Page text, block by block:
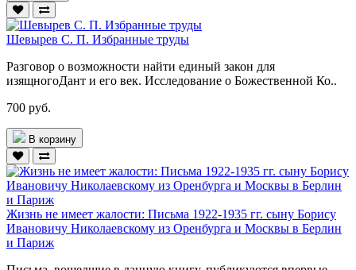
Шевырев С. П. Избранные труды
Разговор о возможности найти единый закон для
изящногоДант и его век. Исследование о Божественной Ко..
700 руб.
В корзину
Жизнь не имеет жалости: Письма 1922-1935 гг. сыну Борису
Ивановичу Николаевскому из Оренбурга и Москвы в Берлин
и Париж